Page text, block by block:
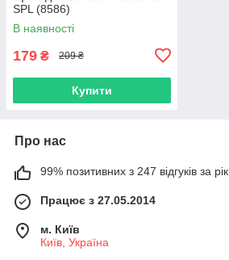
SPL (8586)
В наявності
179 ₴ 209 ₴
Купити
Про нас
99% позитивних з 247 відгуків за рік
Працює з 27.05.2014
м. Київ
Київ, Україна